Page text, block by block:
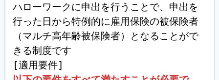
ハローワークに申出を行うことで、申出を
行った日から特例的に雇用保険の被保険者
（マルチ高年齢被保険者）となることがで
きる制度です